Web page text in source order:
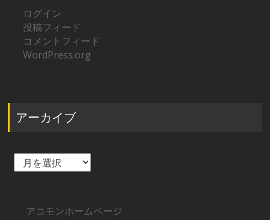
ログイン
投稿フィード
コメントフィード
WordPress.org
アーカイブ
ア
アコモンホームページ